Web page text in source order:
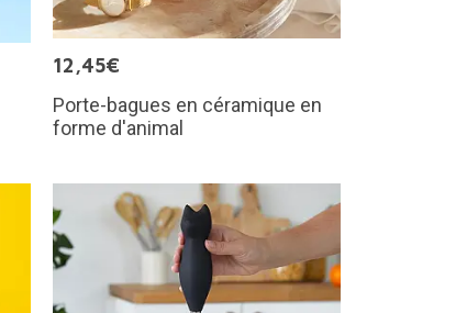
12,45€
Porte-bagues en céramique en
forme d'animal